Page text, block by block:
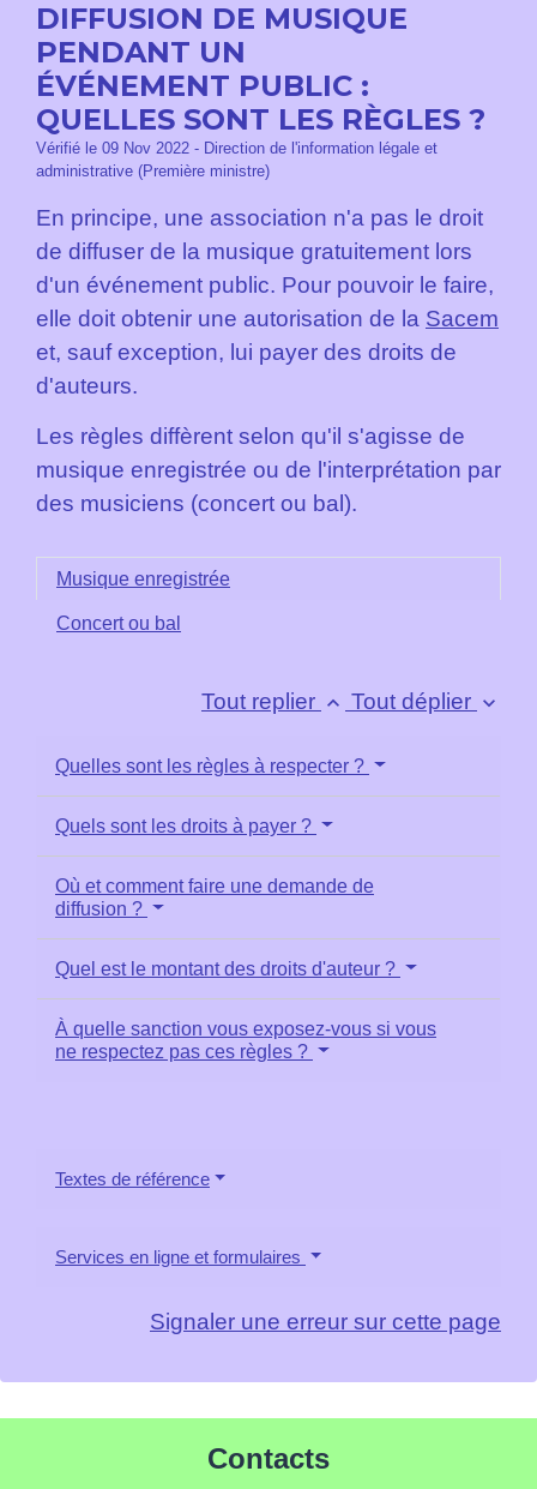
DIFFUSION DE MUSIQUE
PENDANT UN
ÉVÉNEMENT PUBLIC :
QUELLES SONT LES RÈGLES ?
Vérifié le 09 Nov 2022 - Direction de l'information légale et
administrative (Première ministre)
En principe, une association n'a pas le droit
de diffuser de la musique gratuitement lors
d'un événement public. Pour pouvoir le faire,
elle doit obtenir une autorisation de la Sacem
et, sauf exception, lui payer des droits de
d'auteurs.
Les règles diffèrent selon qu'il s'agisse de
musique enregistrée ou de l'interprétation par
des musiciens (concert ou bal).
Musique enregistrée
Concert ou bal
Tout replier keyboard_arrow_up Tout déplier keyboard_arrow_down
Quelles sont les règles à respecter ?
Quels sont les droits à payer ?
Où et comment faire une demande de
diffusion ?
Quel est le montant des droits d'auteur ?
À quelle sanction vous exposez-vous si vous
ne respectez pas ces règles ?
Textes de référence
Services en ligne et formulaires
Signaler une erreur sur cette page
Contacts